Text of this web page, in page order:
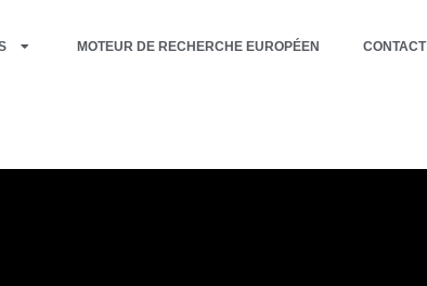
MOTEUR DE RECHERCHE EUROPÉEN CONTACT